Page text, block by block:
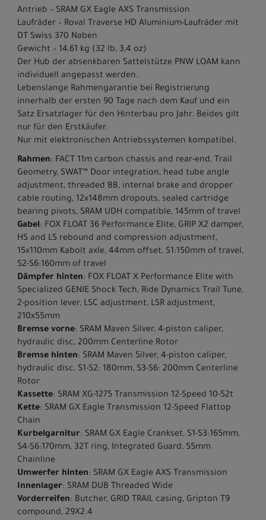
Antrieb – SRAM GX Eagle AXS Transmission
Laufräder – Roval Traverse HD Aluminium-Laufräder mit
DT Swiss 370 Naben
Gewicht – 14,61 kg (32 lb, 3,4 oz)
Der Hub der absenkbaren Sattelstütze PNW LOAM kann
individuell angepasst werden.
Lebenslange Rahmengarantie bei Registrierung
innerhalb der ersten 90 Tage nach dem Kauf und ein
Satz Ersatzlager für den Hinterbau pro Jahr. Beides gilt
nur für den Erstkäufer.
Nur mit elektronischen Antriebssystemen kompatibel.
Rahmen: FACT 11m carbon chassis and rear-end, Trail
Geometry, SWAT™ Door integration, head tube angle
adjustment, threaded BB, internal brake and dropper
cable routing, 12x148mm dropouts, sealed cartridge
bearing pivots, SRAM UDH compatible, 145mm of travel
Gabel: FOX FLOAT 36 Performance Elite, GRIP X2 damper,
HS and LS rebound and compression adjustment,
15x110mm Kabolt axle, 44mm offset, S1:150mm of travel,
S2-S6:160mm of travel
Dämpfer hinten: FOX FLOAT X Performance Elite with
Specialized GENIE Shock Tech, Ride Dynamics Trail Tune,
2-position lever, LSC adjustment, LSR adjustment,
210x55mm
Bremse vorne: SRAM Maven Silver, 4-piston caliper,
hydraulic disc, 200mm Centerline Rotor
Bremse hinten: SRAM Maven Silver, 4-piston caliper,
hydraulic disc, S1-S2: 180mm, S3-S6: 200mm Centerline
Rotor
Kassette: SRAM XG-1275 Transmission 12-Speed 10-52t
Kette: SRAM GX Eagle Transmission 12-Speed Flattop
Chain
Kurbelgarnitur: SRAM GX Eagle Crankset, S1-S3:165mm,
S4-S6:170mm, 32T ring, Integrated Guard, 55mm
Chainline
Umwerfer hinten: SRAM GX Eagle AXS Transmission
Innenlager: SRAM DUB Threaded Wide
Vorderreifen: Butcher, GRID TRAIL casing, Gripton T9
compound, 29X2.4